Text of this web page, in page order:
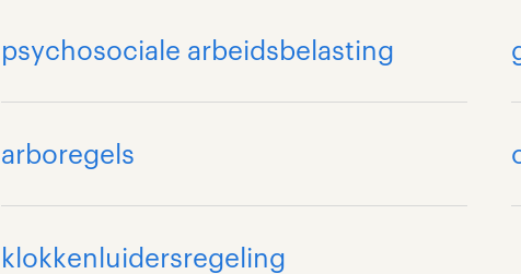
psychosociale arbeidsbelasting
arboregels
klokkenluidersregeling